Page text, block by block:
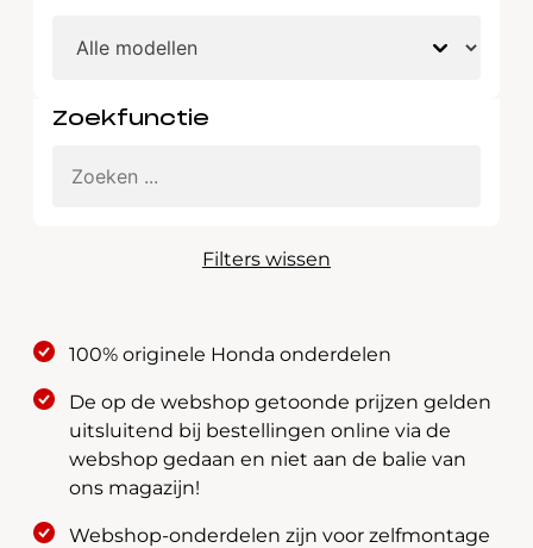
Zoekfunctie
Filters wissen
100% originele Honda onderdelen
De op de webshop getoonde prijzen gelden
uitsluitend bij bestellingen online via de
webshop gedaan en niet aan de balie van
ons magazijn!
Webshop-onderdelen zijn voor zelfmontage